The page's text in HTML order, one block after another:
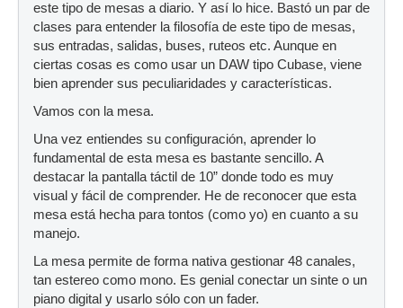
este tipo de mesas a diario. Y así lo hice. Bastó un par de
clases para entender la filosofía de este tipo de mesas,
sus entradas, salidas, buses, ruteos etc. Aunque en
ciertas cosas es como usar un DAW tipo Cubase, viene
bien aprender sus peculiaridades y características.
Vamos con la mesa.
Una vez entiendes su configuración, aprender lo
fundamental de esta mesa es bastante sencillo. A
destacar la pantalla táctil de 10” donde todo es muy
visual y fácil de comprender. He de reconocer que esta
mesa está hecha para tontos (como yo) en cuanto a su
manejo.
La mesa permite de forma nativa gestionar 48 canales,
tan estereo como mono. Es genial conectar un sinte o un
piano digital y usarlo sólo con un fader.